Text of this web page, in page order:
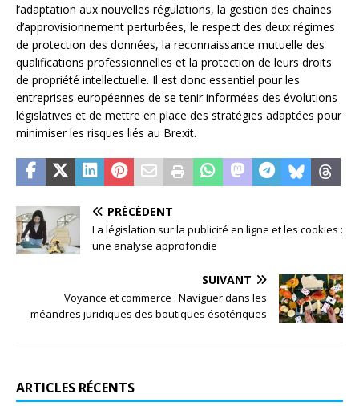
l’adaptation aux nouvelles régulations, la gestion des chaînes
d’approvisionnement perturbées, le respect des deux régimes
de protection des données, la reconnaissance mutuelle des
qualifications professionnelles et la protection de leurs droits
de propriété intellectuelle. Il est donc essentiel pour les
entreprises européennes de se tenir informées des évolutions
législatives et de mettre en place des stratégies adaptées pour
minimiser les risques liés au Brexit.
PRÉCÉDENT
La législation sur la publicité en ligne et les cookies :
une analyse approfondie
SUIVANT
Voyance et commerce : Naviguer dans les
méandres juridiques des boutiques ésotériques
ARTICLES RÉCENTS